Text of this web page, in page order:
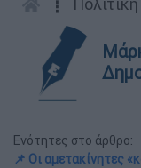
Ενότητες στο άρθρο:
📌 Οι αμετακίνητες